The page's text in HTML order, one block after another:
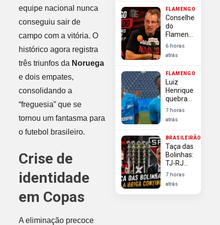
equipe nacional nunca
conseguiu sair de
campo com a vitória. O
histórico agora registra
três triunfos da Noruega
e dois empates,
consolidando a
“freguesia” que se
tornou um fantasma para
o futebol brasileiro.
Crise de
identidade
em Copas
A eliminação precoce
rápida na
contratação
de Luiz
Henrique
FLAMENGO
Conselheiros
do
Flamengo
exigem
transparência
e
da
diretoria
após
déficit
6 horas
atrás
FLAMENGO
Luiz
Henrique
quebra
silêncio
após
avanços
Flamengo
em sua
contratação
7 horas
atrás
BRASILEIRÃO
Taça das
Bolinhas:
TJ-RJ
rejeita
Flamengo
e reitera
7 horas
atrás